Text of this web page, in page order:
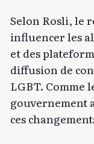
Selon Rosli, le
influencer les
et des
diffusion de
LGBT. Comme
gouvernement
ces